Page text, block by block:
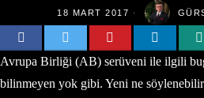
18 MART 2017
Avrupa Birliği (AB) serüveni ile ilgili
bilinmeyen yok gibi. Yeni ne